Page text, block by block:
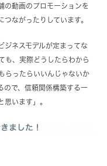
の動画のプロモーションを
ながったりしています。
ネスモデルが定まってな
も、実際どうしたらわから
らったらいいんじゃないか
ので、信頼関係構築する一
思います」。